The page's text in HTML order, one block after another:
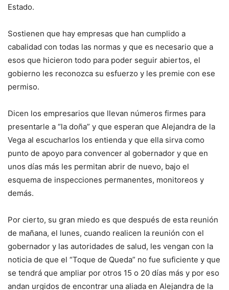
Estado.
Sostienen que hay empresas que han cumplido a
cabalidad con todas las normas y que es necesario que a
esos que hicieron todo para poder seguir abiertos, el
gobierno les reconozca su esfuerzo y les premie con ese
permiso.
Dicen los empresarios que llevan números firmes para
presentarle a “la doña” y que esperan que Alejandra de la
Vega al escucharlos los entienda y que ella sirva como
punto de apoyo para convencer al gobernador y que en
unos días más les permitan abrir de nuevo, bajo el
esquema de inspecciones permanentes, monitoreos y
demás.
Por cierto, su gran miedo es que después de esta reunión
de mañana, el lunes, cuando realicen la reunión con el
gobernador y las autoridades de salud, les vengan con la
noticia de que el “Toque de Queda” no fue suficiente y que
se tendrá que ampliar por otros 15 o 20 días más y por eso
andan urgidos de encontrar una aliada en Alejandra de la